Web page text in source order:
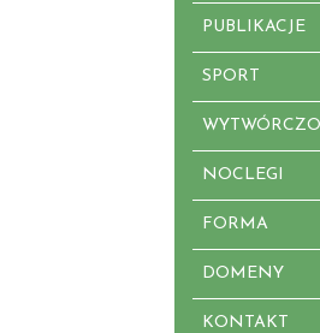
PUBLIKACJE
SPORT
NOCLEGI
FORMA
DOMENY
KONTAKT